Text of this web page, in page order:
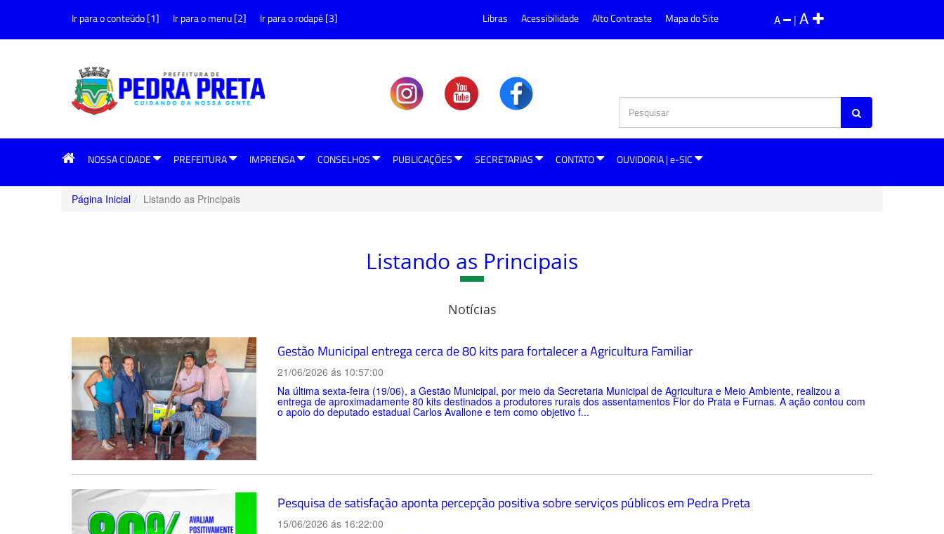
Ir para o conteúdo [1] Ir para o menu [2] Ir para o rodapé [3] A | A
Libras Acessibilidade Alto Contraste Mapa do Site
NOSSA CIDADE PREFEITURA IMPRENSA CONSELHOS PUBLICAÇÕES SECRETARIAS CONTATO OUVIDORIA | e-SIC
Página Inicial Listando as Principais
Listando as Principais
Notícias
Gestão Municipal entrega cerca de 80 kits para fortalecer a Agricultura Familiar
21/06/2026 ás 10:57:00
Na última sexta-feira (19/06), a Gestão Municipal, por meio da Secretaria Municipal de Agricultura e Meio Ambiente, realizou a
entrega de aproximadamente 80 kits destinados a produtores rurais dos assentamentos Flor do Prata e Furnas. A ação contou com
o apoio do deputado estadual Carlos Avallone e tem como objetivo f...
Pesquisa de satisfação aponta percepção positiva sobre serviços públicos em Pedra Preta
15/06/2026 ás 16:22:00